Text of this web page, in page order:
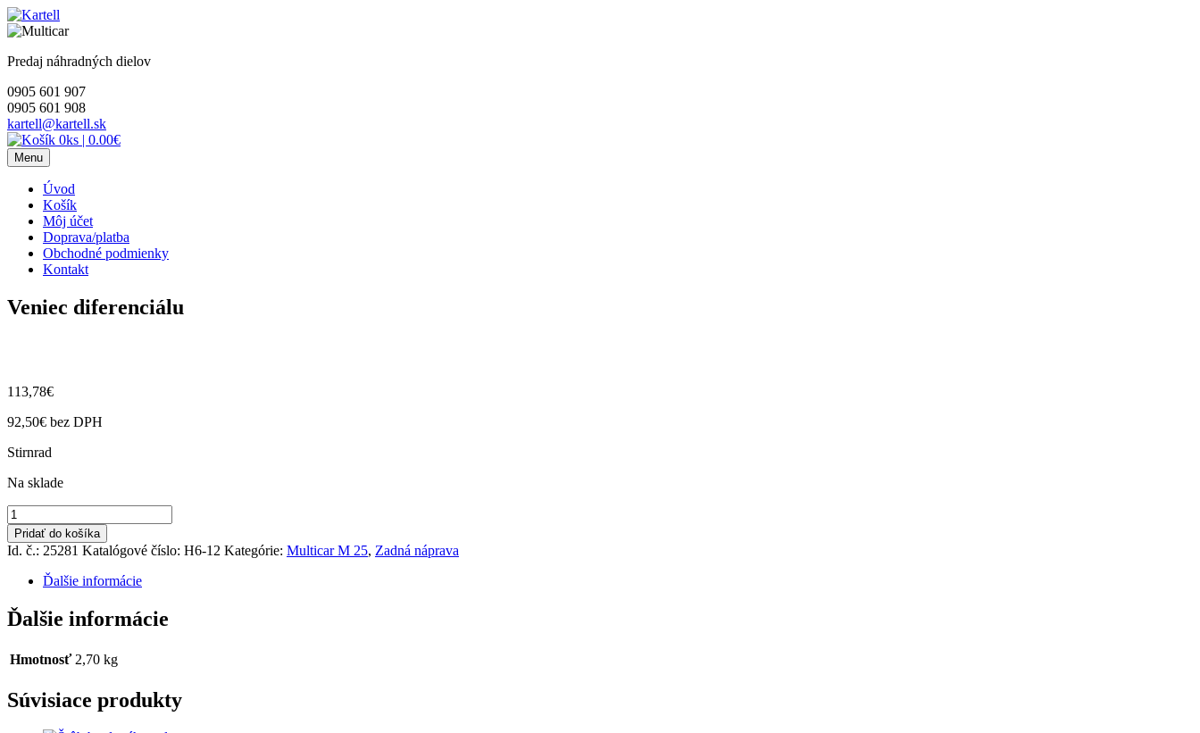
Skip
to
Predaj náhradných dielov
0905 601 907
0905 601 908
kartell@kartell.sk
0ks | 0.00€
Menu
Úvod
Košík
Môj účet
Doprava/platba
Obchodné podmienky
Kontakt
Veniec diferenciálu
113,78€
92,50€ bez DPH
Stirnrad
Na sklade
množstvo
Veniec
diferenciálu
Pridať do košíka
Id. č.: 25281 Katalógové číslo: H6-12 Kategórie: Multicar M 25, Zadná náprava
Ďalšie informácie
Ďalšie informácie
Hmotnosť 2,70 kg
Súvisiace produkty